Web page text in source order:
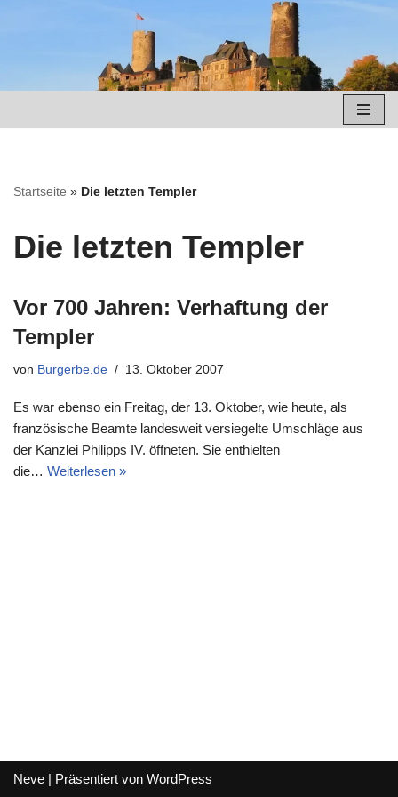
springen
Startseite » Die letzten Templer
Die letzten Templer
Vor 700 Jahren: Verhaftung der
Templer
von Burgerbe.de 13. Oktober 2007
Es war ebenso ein Freitag, der 13. Oktober, wie heute, als
französische Beamte landesweit versiegelte Umschläge aus
der Kanzlei Philipps IV. öffneten. Sie enthielten
die… Weiterlesen »
Neve | Präsentiert von WordPress